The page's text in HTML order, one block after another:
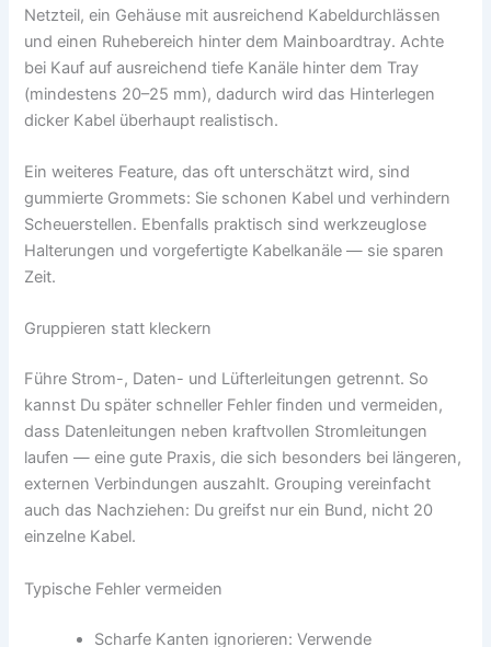
Netzteil, ein Gehäuse mit ausreichend Kabeldurchlässen
und einen Ruhebereich hinter dem Mainboardtray. Achte
bei Kauf auf ausreichend tiefe Kanäle hinter dem Tray
(mindestens 20–25 mm), dadurch wird das Hinterlegen
dicker Kabel überhaupt realistisch.
Ein weiteres Feature, das oft unterschätzt wird, sind
gummierte Grommets: Sie schonen Kabel und verhindern
Scheuerstellen. Ebenfalls praktisch sind werkzeuglose
Halterungen und vorgefertigte Kabelkanäle — sie sparen
Zeit.
Gruppieren statt kleckern
Führe Strom-, Daten- und Lüfterleitungen getrennt. So
kannst Du später schneller Fehler finden und vermeiden,
dass Datenleitungen neben kraftvollen Stromleitungen
laufen — eine gute Praxis, die sich besonders bei längeren,
externen Verbindungen auszahlt. Grouping vereinfacht
auch das Nachziehen: Du greifst nur ein Bund, nicht 20
einzelne Kabel.
Typische Fehler vermeiden
Scharfe Kanten ignorieren: Verwende